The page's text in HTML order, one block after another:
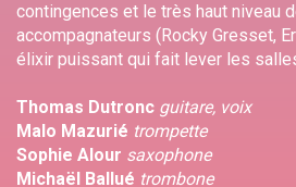
contingences et le très haut niveau
accompagnateurs (Rocky Gresset,
élixir puissant qui fait lever les
Thomas Dutronc guitare, voix
Malo Mazurié trompette
Sophie Alour saxophone
Michaël Ballué trombone